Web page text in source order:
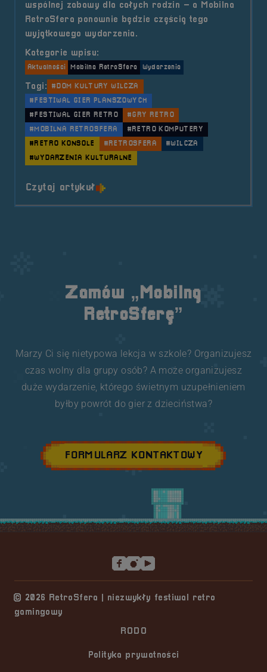
wspólnej zabawy dla całych rodzin – a Mobilna
RetroSfera ponownie będzie częścią tego
wyjątkowego wydarzenia.
Kategorie wpisu:
Aktualności Mobilna RetroSfera Wydarzenia
Tagi:
#DOM KULTURY WILCZA
#FESTIWAL GIER PLANSZOWYCH
#FESTIWAL GIER RETRO
#GRY RETRO
#MOBILNA RETROSFERA
#RETRO KOMPUTERY
#RETRO KONSOLE
#RETROSFERA
#WILCZA
#WYDARZENIA KULTURALNE
Czytaj artykuło tytule 2025.10.18 Mobilna
Zamów „Mobilną
RetroSferę”
Marzy Ci się nietypowa lekcja w szkole? Organizujesz
czas wolny dla grupy osób? A może organizujesz
duże wydarzenie, którego świetnym uzupełnieniem
byłby powrót do gier z dzieciństwa?
FORMULARZ KONTAKTOWY
© 2026 RetroSfera | niezwykły festiwal retro
gamingowy
RODO
Polityka prywatności